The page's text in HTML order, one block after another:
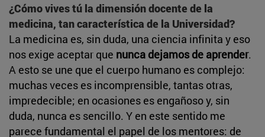
¿Cómo vives tú la dimensión docente de la
medicina, tan característica de la Universidad?
La medicina es, sin duda, una ciencia infinita y eso
nos exige aceptar que nunca dejamos de aprender.
A esto se une que el cuerpo humano es complejo:
muchas veces es incomprensible, tantas otras,
impredecible; en ocasiones es engañoso y, sin
duda, nunca es sencillo. Y en este sentido me
parece fundamental el papel de los mentores: de